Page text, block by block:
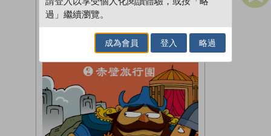
過」繼續瀏覽。
成為會員 登入 略過